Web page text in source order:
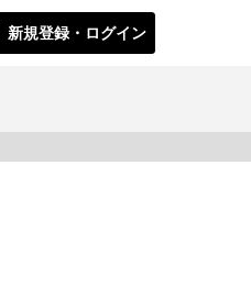
新規登録・ログイン